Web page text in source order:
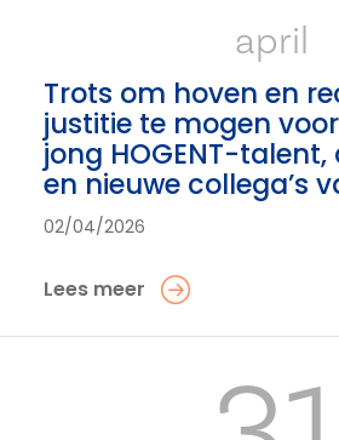
april
Trots om hoven en
justitie te mogen
jong HOGENT-
en nieuwe collega’s
02/04/2026
Lees meer